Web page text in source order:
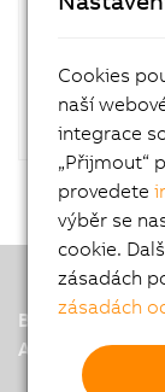
B&R
A member of
Cookies
naší
integrace
„Přijmout“
provedete
výběr se
cookie.
zásadách
zásadách